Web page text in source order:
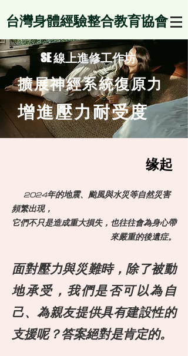
台灣身體經驗整合教育協會
SE 線上進修工作坊
擴展神經系統復原力
增進壓力耐受度
缘起
2024年的地震、颱風與水災等自然災害
頻繁出現，
它們不只是造成重大損失，也往往會為身心帶
來嚴重的後遺症。
面對壓力與災難時，除了被動
地承受，我們是否可以為自
己、為親友提供具有建設性的
支援呢？答案絕對是肯定的。